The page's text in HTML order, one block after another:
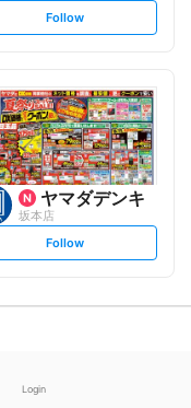
s
l
o
w
Follow
ヤマダデンキ
坂本店
s
l
Follow
Login